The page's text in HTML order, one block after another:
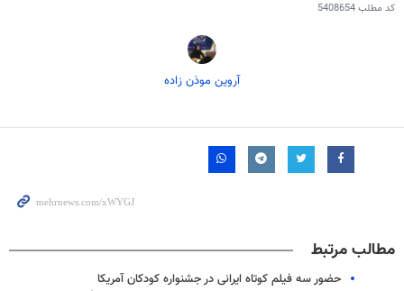
کد مطلب5408654
آروین موذن زاده
مطالب مرتبط
حضور سه فیلم کوتاه ایرانی در جشنواره کودکان آمریکا